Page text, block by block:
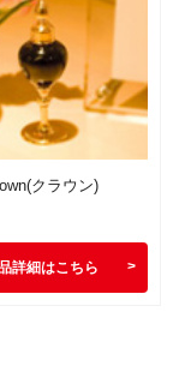
クラウン)
詳細はこちら